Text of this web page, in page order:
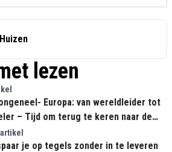
lezen
Europa: van wereldleider tot
– Tijd om terug te keren naar de
concurrerende natiestaten - Make
Again!
je op tegels zonder in te leveren